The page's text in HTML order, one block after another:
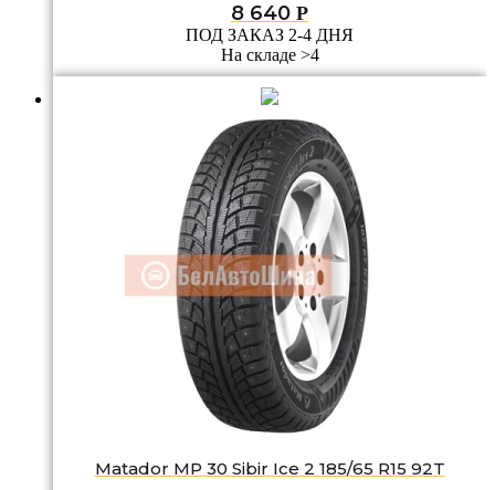
8 640 Р
ПОД ЗАКАЗ 2-4 ДНЯ
На складе >4
Matador MP 30 Sibir Ice 2 185/65 R15 92T